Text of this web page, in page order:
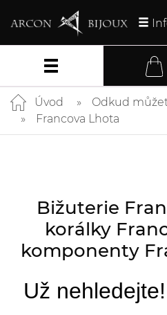
Úvod
Odkud
Francova Lhota
Bižuterie
korálky
komponenty
Už nehledejte!